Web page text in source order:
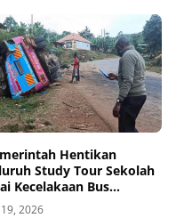
Hentikan
Study Tour Sekolah
Kecelakaan Bus
20 Siswa
19, 2026